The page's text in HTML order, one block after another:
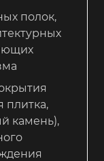
полок,
плитка,
камень),